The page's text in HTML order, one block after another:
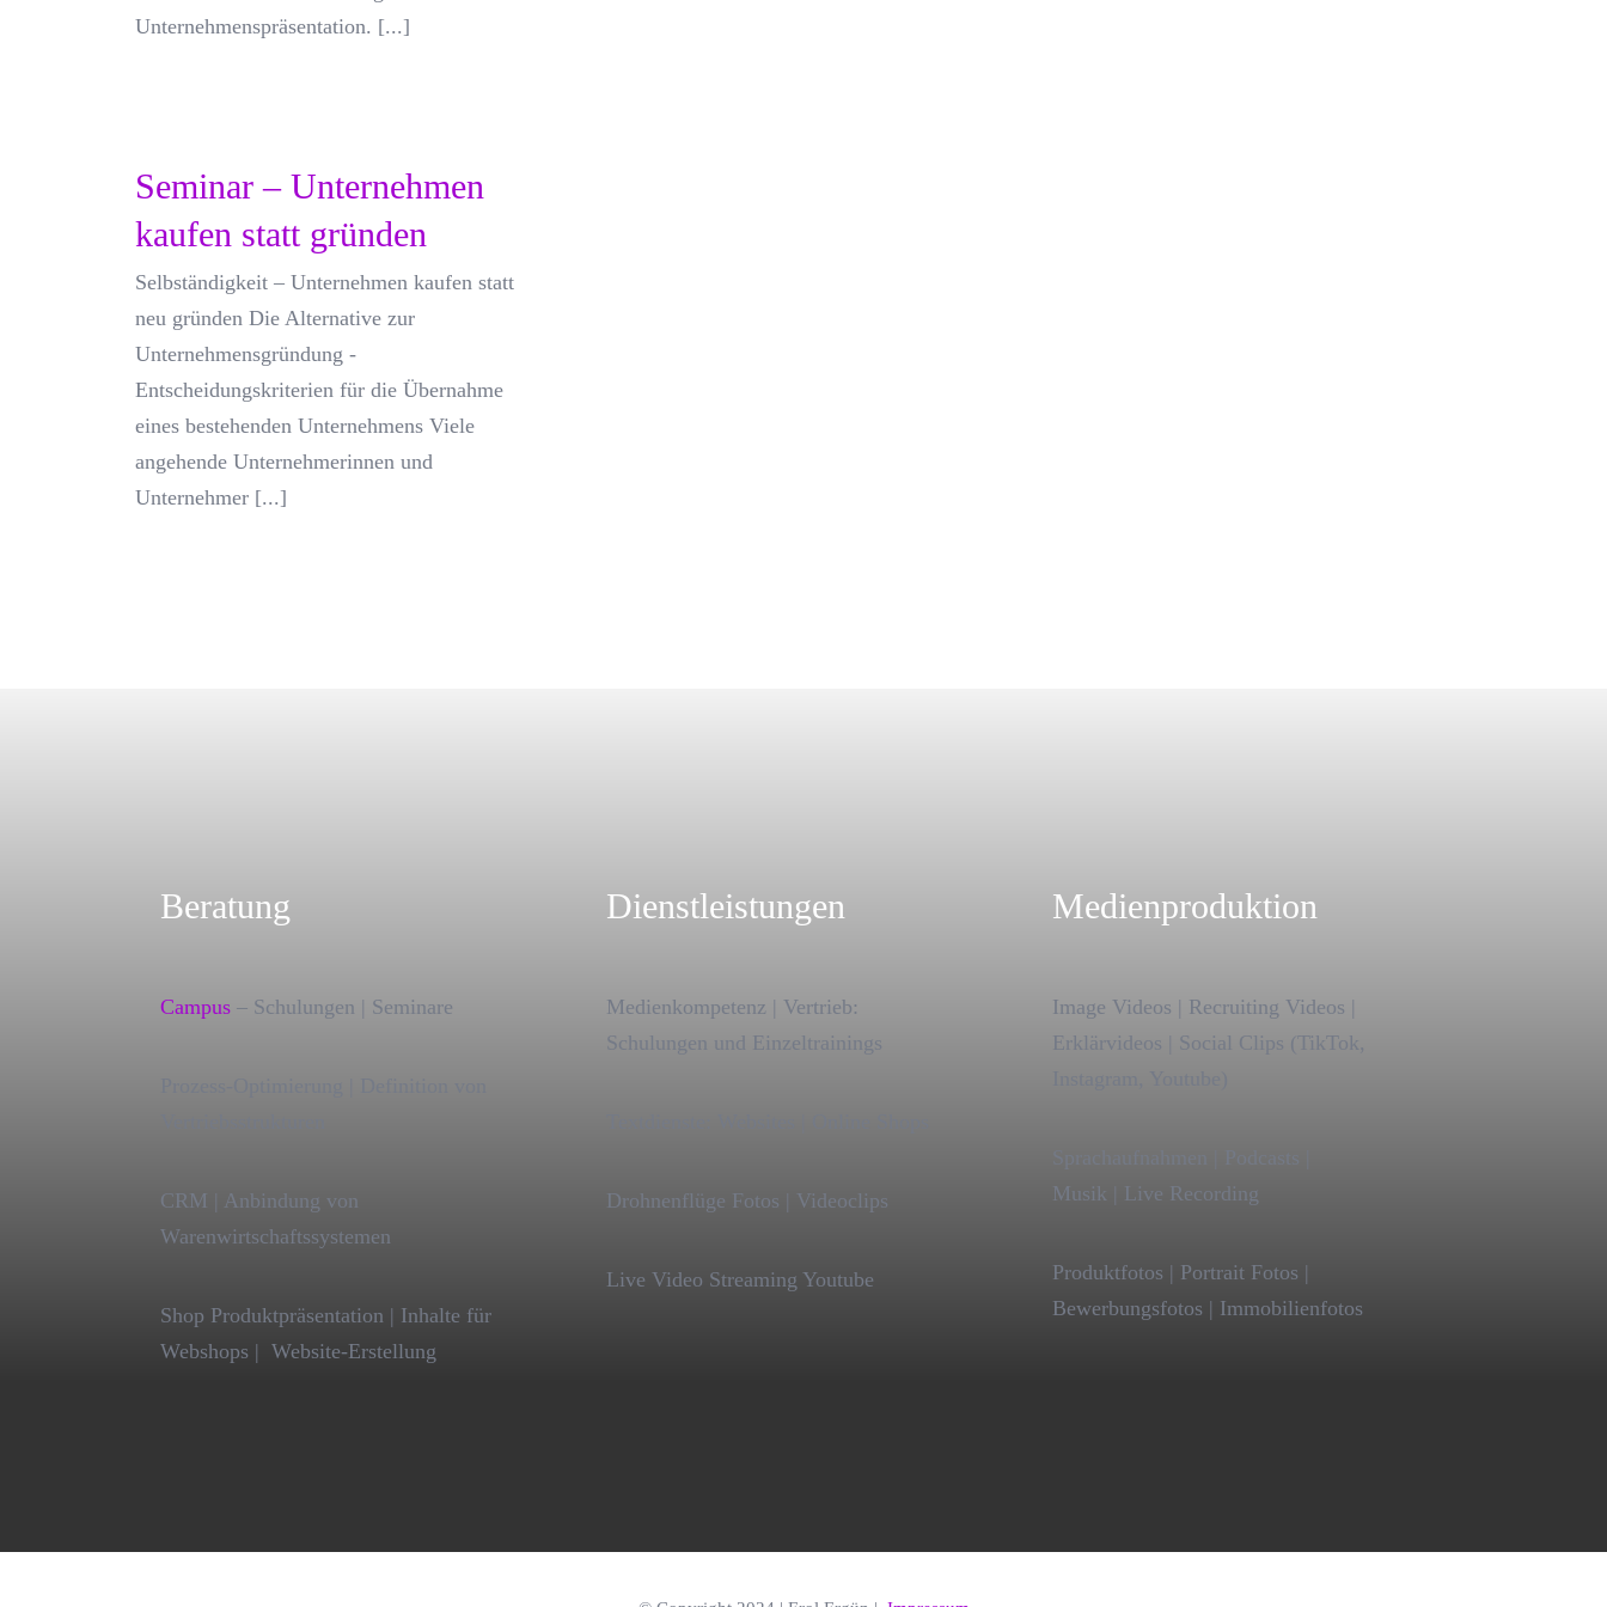
Unternehmenspräsentation. [...]
Seminar – Unternehmen
kaufen statt gründen
Selbständigkeit – Unternehmen kaufen statt
neu gründen Die Alternative zur
Unternehmensgründung -
Entscheidungskriterien für die Übernahme
eines bestehenden Unternehmens Viele
angehende Unternehmerinnen und
Unternehmer [...]
Beratung
Campus – Schulungen | Seminare
CRM | Anbindung von
Warenwirtschaftssystemen
Shop Produktpräsentation | Inhalte für
Webshops | Website-Erstellung
Dienstleistungen
Medienkompetenz | Vertrieb:
Schulungen und Einzeltrainings
Drohnenflüge Fotos | Videoclips
Live Video Streaming Youtube
Medienproduktion
Image Videos | Recruiting Videos |
Erklärvideos | Social Clips (TikTok,
Sprachaufnahmen | Podcasts |
Musik | Live Recording
Produktfotos | Portrait Fotos |
Bewerbungsfotos | Immobilienfotos